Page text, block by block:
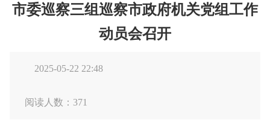
市委巡察三组巡察市政府机关党组工作
动员会召开
2025-05-22 22:48
阅读人数： 371